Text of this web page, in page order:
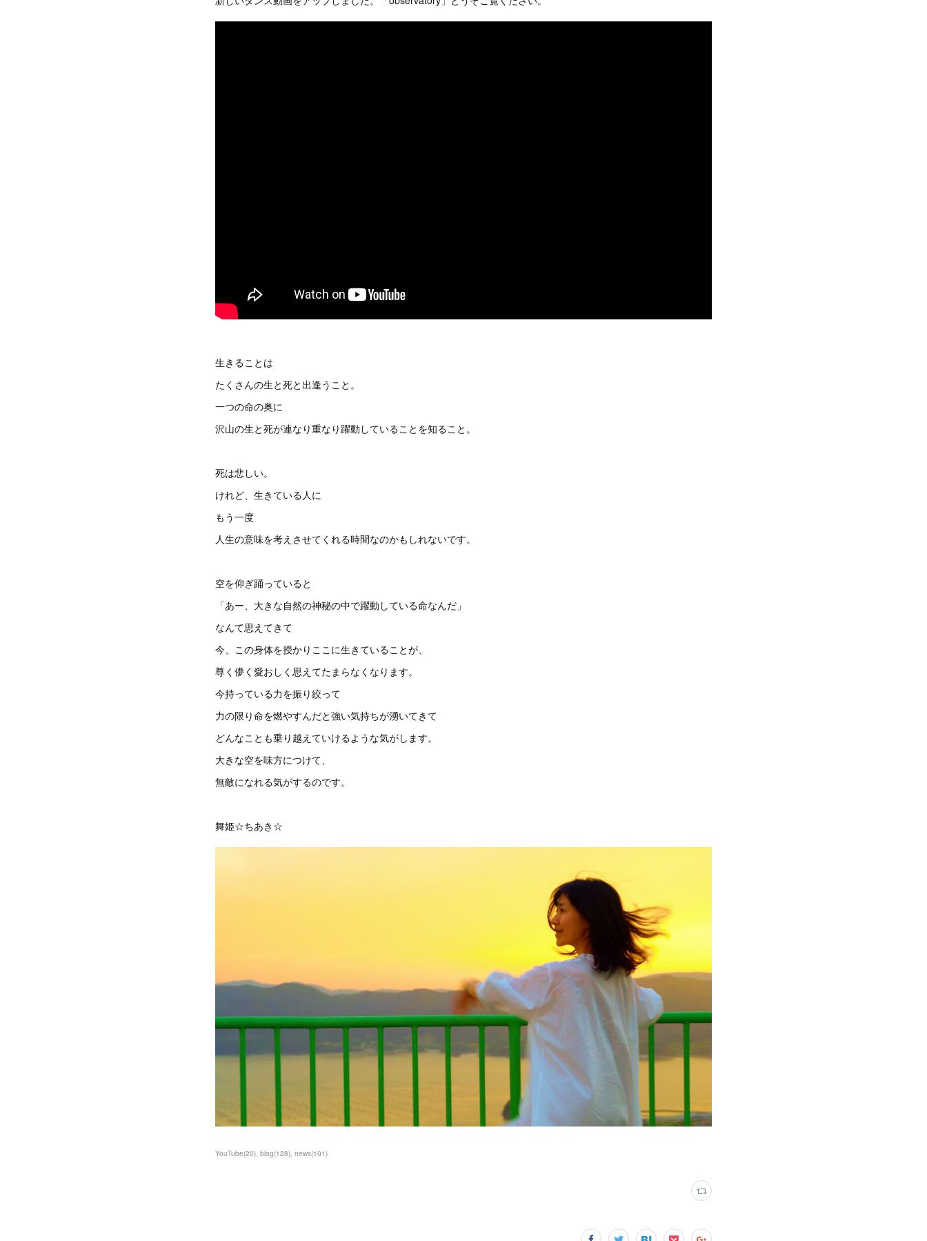
生きることは
たくさんの生と死と出逢うこと。
一つの命の奥に
沢山の生と死が連なり重なり躍動していることを知ること。
死は悲しい。
けれど、生きている人に
もう一度
人生の意味を考えさせてくれる時間なのかもしれないです。
空を仰ぎ踊っていると
「あー、大きな自然の神秘の中で躍動している命なんだ」
なんて思えてきて
今、この身体を授かりここに生きていることが、
尊く儚く愛おしく思えてたまらなくなります。
今持っている力を振り絞って
力の限り命を燃やすんだと強い気持ちが湧いてきて
どんなことも乗り越えていけるような気がします。
大きな空を味方につけて、
無敵になれる気がするのです。
舞姫☆ちあき☆
YouTube(20) blog(128) news(101)